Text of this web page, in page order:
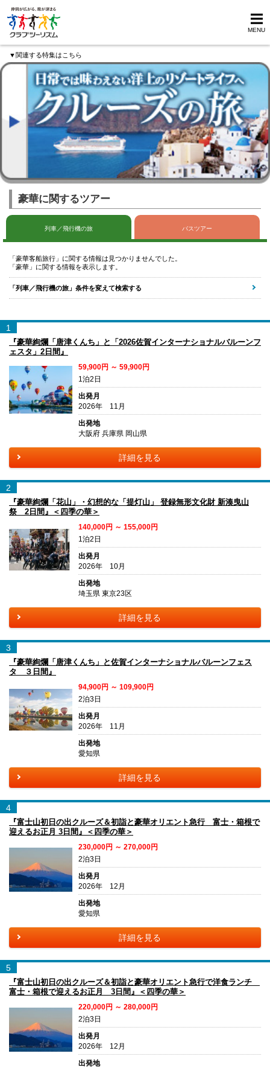
MENU
▼関連する特集はこちら
豪華に関するツアー
列車／飛行機の旅 バスツアー
「豪華客船旅行」に関する情報は見つかりませんでした。
「豪華」に関する情報を表示します。
「列車／飛行機の旅」条件を変えて検索する
1
『豪華絢爛「唐津くんち」と「2026佐賀インターナショナルバルーンフ
ェスタ」2日間』
59,900円 ～ 59,900円
1泊2日
出発月
2026年 11月
出発地
大阪府 兵庫県 岡山県
詳細を見る
2
『豪華絢爛「花山」・幻想的な「提灯山」 登録無形文化財 新湊曳山
祭 2日間』＜四季の華＞
140,000円 ～ 155,000円
1泊2日
出発月
2026年 10月
出発地
埼玉県 東京23区
詳細を見る
3
『豪華絢爛「唐津くんち」と佐賀インターナショナルバルーンフェス
タ ３日間』
94,900円 ～ 109,900円
2泊3日
出発月
2026年 11月
出発地
愛知県
詳細を見る
4
『富士山初日の出クルーズ＆初詣と豪華オリエント急行 富士・箱根で
迎えるお正月 3日間』＜四季の華＞
230,000円 ～ 270,000円
2泊3日
出発月
2026年 12月
出発地
愛知県
詳細を見る
5
『富士山初日の出クルーズ＆初詣と豪華オリエント急行で洋食ランチ
富士・箱根で迎えるお正月 3日間』＜四季の華＞
220,000円 ～ 280,000円
2泊3日
出発月
2026年 12月
出発地